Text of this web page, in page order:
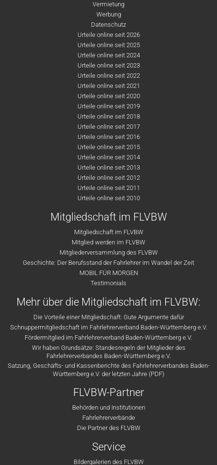
Vermietung
Werbung
Datenschutz
Urteile online seit 2026
Urteile online seit 2025
Urteile online seit 2024
Urteile online seit 2023
Urteile online seit 2022
Urteile online seit 2021
Urteile online seit 2020
Urteile online seit 2019
Urteile online seit 2018
Urteile online seit 2017
Urteile online seit 2016
Urteile online seit 2015
Urteile online seit 2014
Urteile online seit 2013
Urteile online seit 2012
Urteile online seit 2011
Urteile online seit 2010
Mitgliedschaft im FLVBW
Mitgliedschaft im FLVBW
Mitglied werden im FLVBW
Mitgliederversammlung des FLVBW
Geschichte: Der Berufsstand der Fahrlehrer im Wandel der Zeit
MOBIL FÜR MORGEN
Testimonials
Mehr über die Mitgliedschaft im FLVBW:
Die Vorteile einer Mitgliedschaft: Gute Argumente dafür
Schnuppermitgliedschaft im Fahrlehrerverband Baden-Württemberg e.V.
Fördermitglied im Fahrlehrerverband Baden-Württemberg e.V.
Wir haben Grundsätze: Standesregeln der Mitglieder des
Fahrlehrerverbandes Baden-Württemberg e.V.
Satzung, Geschäfts- und Kassenberichte des Fahrlehrerverbandes Baden-
Württemberg e.V. der letzten Jahre (PDF)
FLVBW-Partner
Behörden und Institutionen
Fahrlehrerverbände
Die Partner des FLVBW
Service
Bildergalerien des FLVBW